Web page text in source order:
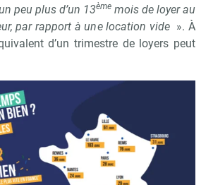
peu plus d’un 13ème mois de loyer au
par rapport à une location vide ». À
d’un trimestre de loyers peut